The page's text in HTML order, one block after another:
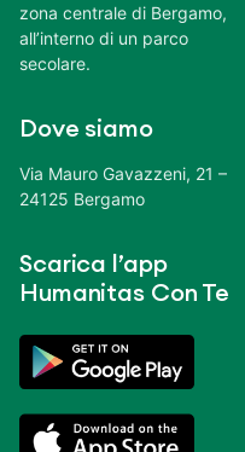
zona centrale di Bergamo,
all’interno di un parco
secolare.
Dove siamo
Via Mauro Gavazzeni, 21 –
24125 Bergamo
Scarica l’app
Humanitas Con Te